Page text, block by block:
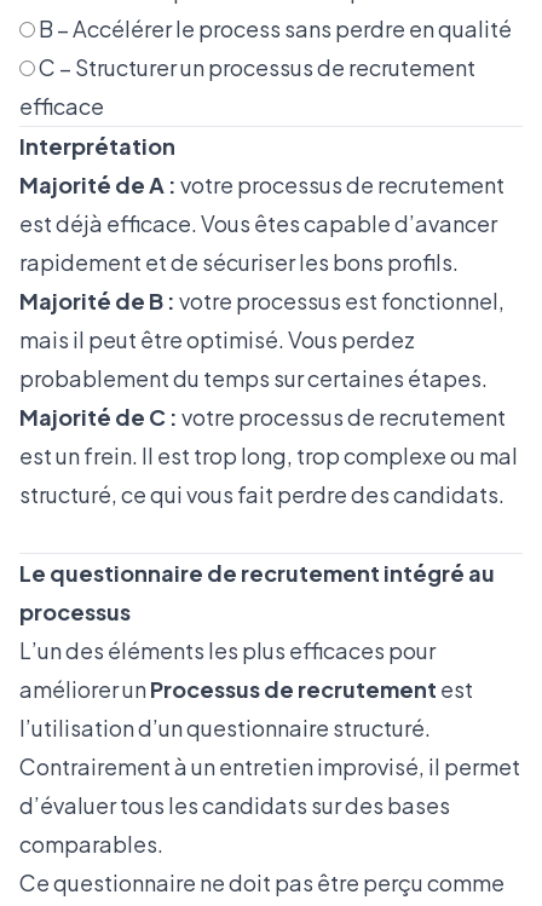
B – Accélérer le process sans perdre en qualité
C – Structurer un processus de recrutement
efficace
Interprétation
Majorité de A : votre processus de recrutement
est déjà efficace. Vous êtes capable d’avancer
rapidement et de sécuriser les bons profils.
Majorité de B : votre processus est fonctionnel,
mais il peut être optimisé. Vous perdez
probablement du temps sur certaines étapes.
Majorité de C : votre processus de recrutement
est un frein. Il est trop long, trop complexe ou mal
structuré, ce qui vous fait perdre des candidats.
Le questionnaire de recrutement intégré au
processus
L’un des éléments les plus efficaces pour
améliorer unProcessus de recrutement est
l’utilisation d’un questionnaire structuré.
Contrairement à un entretien improvisé, il permet
d’évaluer tous les candidats sur des bases
comparables.
Ce questionnaire ne doit pas être perçu comme